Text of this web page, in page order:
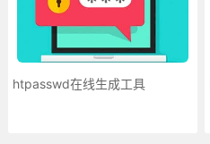
htpasswd在线生成工具